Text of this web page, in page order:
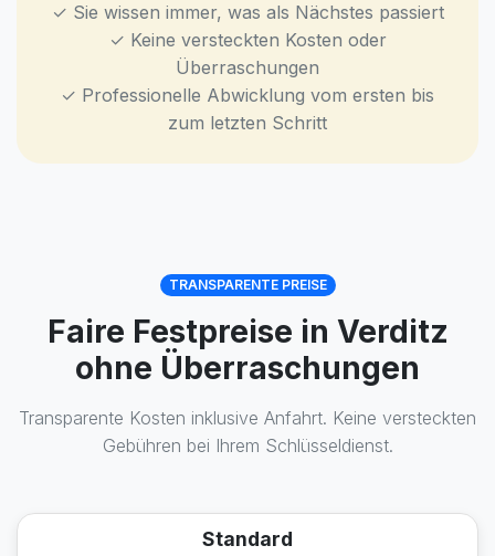
✓ Sie wissen immer, was als Nächstes passiert
✓ Keine versteckten Kosten oder
Überraschungen
✓ Professionelle Abwicklung vom ersten bis
zum letzten Schritt
TRANSPARENTE PREISE
Faire Festpreise in Verditz
ohne Überraschungen
Transparente Kosten inklusive Anfahrt. Keine versteckten
Gebühren bei Ihrem Schlüsseldienst.
Standard